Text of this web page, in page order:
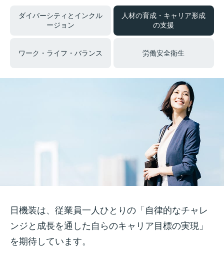
ダイバーシティと インクル
ージョン
人材の育成・キャリア形成
の支援
ワーク・ライフ・バランス 労働安全衛生
日機装は、従業員一人ひとりの 「自律的なチャレ
ンジと成長を通した 自らのキャリア目標の実現」
を期待しています。